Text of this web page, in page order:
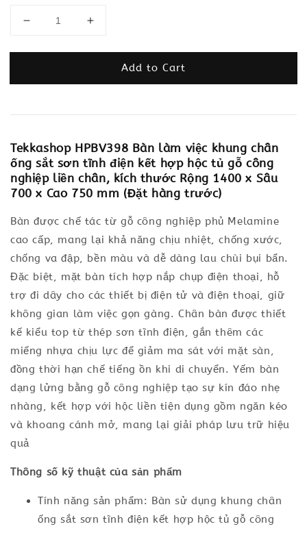
Add to Cart
Tekkashop HPBV398 Bàn làm việc khung chân
ống sắt sơn tĩnh điện kết hợp hộc tủ gỗ công
nghiệp liền chân, kích thước Rộng 1400 x Sâu
700 x Cao 750 mm (Đặt hàng trước)
Bàn được chế tác từ gỗ công nghiệp phủ Melamine
cao cấp, mang lại khả năng chịu nhiệt, chống xước,
chống va đập, bền màu và dễ dàng lau chùi bụi bẩn.
Đặc biệt, mặt bàn tích hợp nắp chụp điện thoại, hỗ
trợ đi dây cho các thiết bị điện tử và điện thoại, giữ
không gian làm việc gọn gàng. Chân bàn được thiết
kế kiểu top từ thép sơn tĩnh điện, gắn thêm các
miếng nhựa chịu lực để giảm ma sát với mặt sàn,
đồng thời hạn chế tiếng ồn khi di chuyển. Yếm bàn
dạng lửng bằng gỗ công nghiệp tạo sự kín đáo nhẹ
nhàng, kết hợp với hộc liền tiện dụng gồm ngăn kéo
và khoang cánh mở, mang lại giải pháp lưu trữ hiệu
quả
Thông số kỹ thuật của sản phẩm
Tính năng sản phẩm: Bàn sử dụng khung chân
ống sắt sơn tĩnh điện kết hợp hộc tủ gỗ công